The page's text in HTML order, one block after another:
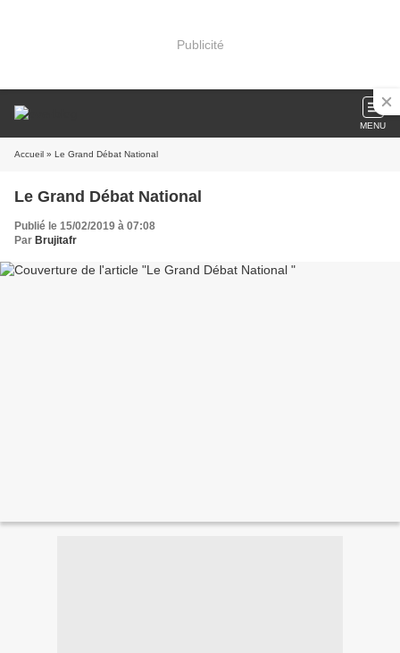
Publicité
MENU
Accueil » Le Grand Débat National
Le Grand Débat National
Publié le 15/02/2019 à 07:08
Par Brujitafr